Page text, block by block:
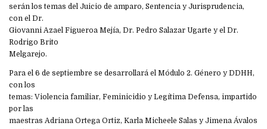
serán los temas del Juicio de amparo, Sentencia y Jurisprudencia,
con el Dr.
Giovanni Azael Figueroa Mejía, Dr. Pedro Salazar Ugarte y el Dr.
Rodrigo Brito
Melgarejo.
Para el 6 de septiembre se desarrollará el Módulo 2. Género y DDHH,
con los
temas: Violencia familiar, Feminicidio y Legítima Defensa, impartido
por las
maestras Adriana Ortega Ortiz, Karla Micheele Salas y Jimena Ávalos